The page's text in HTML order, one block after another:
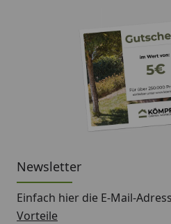
Newsletter
Einfach hier die E-Mail-
Vorteile